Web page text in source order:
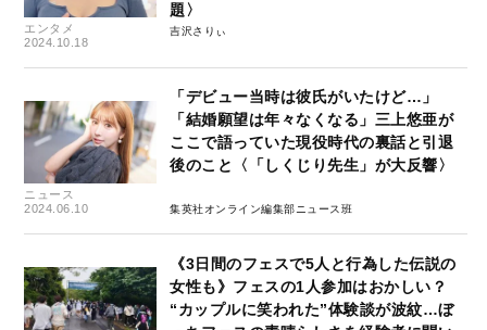
エンタメ
2024.10.18
題〉
吉沢さりぃ
ニュース
2024.06.10
「デビュー当時は彼氏がいたけど…」
「結婚願望は年々なくなる」三上悠亜が
ここで語っていた現役時代の裏話と引退
後のこと〈「しくじり先生」が大反響〉
集英社オンライン編集部ニュース班
《3日間のフェスで5人と行為した伝説の
女性も》フェスの1人参加はおかしい？
“カップルに笑われた”体験談が波紋…ぼ